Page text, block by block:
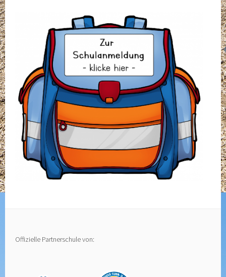
Offizielle Partnerschule von: